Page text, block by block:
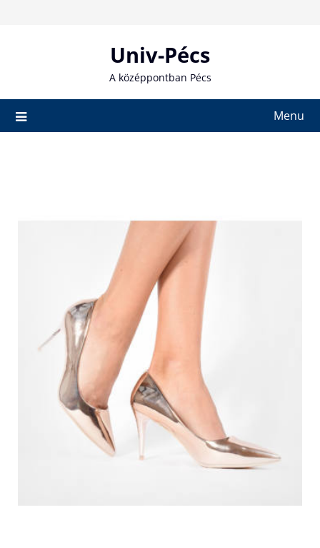
Univ-Pécs
A középpontban Pécs
Menu